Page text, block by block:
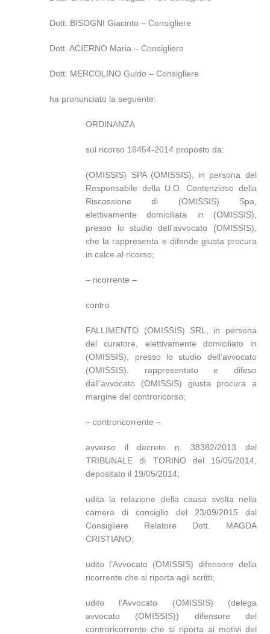
Dott. BISOGNI Giacinto – Consigliere
Dott. ACIERNO Maria – Consigliere
Dott. MERCOLINO Guido – Consigliere
ha pronunciato la seguente:
ORDINANZA
sul ricorso 16454-2014 proposto da:
(OMISSIS) SPA (OMISSIS), in persona del
Responsabile della U.O. Contenzioso della
Riscossione di (OMISSIS) Spa,
elettivamente domiciliata in (OMISSIS),
presso lo studio dell’avvocato (OMISSIS),
che la rappresenta e difende giusta procura
in calce al ricorso;
– ricorrente –
contro
FALLIMENTO (OMISSIS) SRL, in persona
del curatore, elettivamente domiciliato in
(OMISSIS), presso lo studio dell’avvocato
(OMISSIS), rappresentato e difeso
dall’avvocato (OMISSIS) giusta procura a
margine del controricorso;
– controricorrente –
avverso il decreto n. 38382/2013 del
TRIBUNALE di TORINO del 15/05/2014,
depositato il 19/05/2014;
udita la relazione della causa svolta nella
camera di consiglio del 23/09/2015 dal
Consigliere Relatore Dott. MAGDA
CRISTIANO;
udito l’Avvocato (OMISSIS) difensore della
ricorrente che si riporta agli scritti;
udito l’Avvocato (OMISSIS) (delega
avvocato (OMISSIS)) difensore del
controricorrente che si riporta ai motivi del